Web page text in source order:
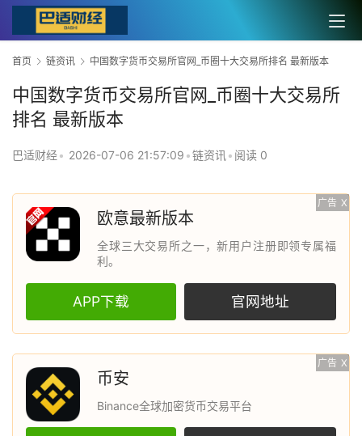
首页 链资讯 中国数字货币交易所官网_币圈十大交易所排名 最新版本
中国数字货币交易所官网_币圈十大交易所
排名 最新版本
巴适财经• 2026-07-06 21:57:09 •链资讯 • 阅读 0
广告 X
欧意最新版本
全球三大交易所之一，新用户注册即领专属福
利。
APP下载 官网地址
广告 X
币安
Binance全球加密货币交易平台